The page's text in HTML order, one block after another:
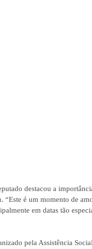
destacou a
“Este é um momento de
em datas tão
pela Assistência